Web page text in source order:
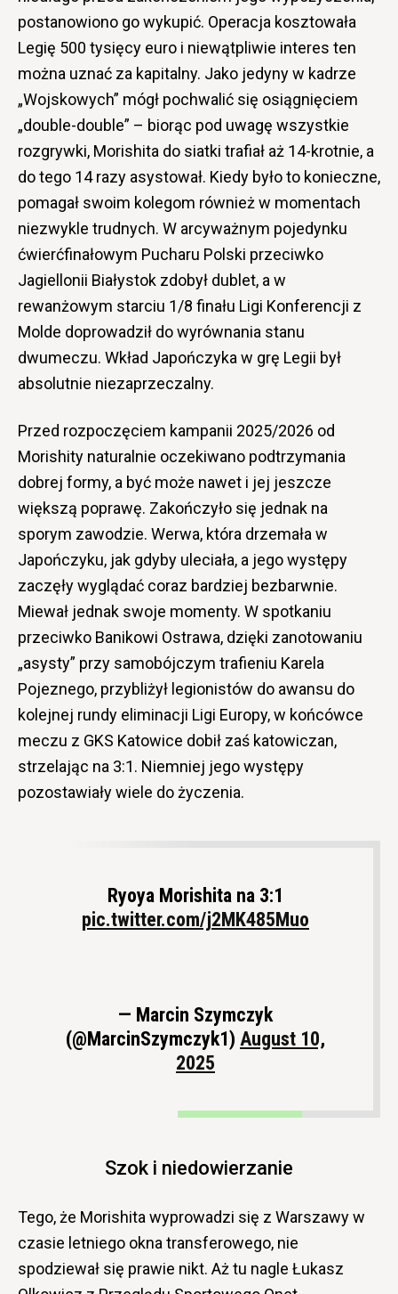
postanowiono go wykupić. Operacja kosztowała
Legię 500 tysięcy euro i niewątpliwie interes ten
można uznać za kapitalny. Jako jedyny w kadrze
„Wojskowych” mógł pochwalić się osiągnięciem
„double-double” – biorąc pod uwagę wszystkie
rozgrywki, Morishita do siatki trafiał aż 14-krotnie, a
do tego 14 razy asystował. Kiedy było to konieczne,
pomagał swoim kolegom również w momentach
niezwykle trudnych. W arcyważnym pojedynku
ćwierćfinałowym Pucharu Polski przeciwko
Jagiellonii Białystok zdobył dublet, a w
rewanżowym starciu 1/8 finału Ligi Konferencji z
Molde doprowadził do wyrównania stanu
dwumeczu. Wkład Japończyka w grę Legii był
absolutnie niezaprzeczalny.
Przed rozpoczęciem kampanii 2025/2026 od
Morishity naturalnie oczekiwano podtrzymania
dobrej formy, a być może nawet i jej jeszcze
większą poprawę. Zakończyło się jednak na
sporym zawodzie. Werwa, która drzemała w
Japończyku, jak gdyby uleciała, a jego występy
zaczęły wyglądać coraz bardziej bezbarwnie.
Miewał jednak swoje momenty. W spotkaniu
przeciwko Banikowi Ostrawa, dzięki zanotowaniu
„asysty” przy samobójczym trafieniu Karela
Pojeznego, przybliżył legionistów do awansu do
kolejnej rundy eliminacji Ligi Europy, w końcówce
meczu z GKS Katowice dobił zaś katowiczan,
strzelając na 3:1. Niemniej jego występy
pozostawiały wiele do życzenia.
Ryoya Morishita na 3:1
pic.twitter.com/j2MK485Muo
— Marcin Szymczyk
(@MarcinSzymczyk1) August 10,
2025
Szok i niedowierzanie
Tego, że Morishita wyprowadzi się z Warszawy w
czasie letniego okna transferowego, nie
spodziewał się prawie nikt. Aż tu nagle Łukasz